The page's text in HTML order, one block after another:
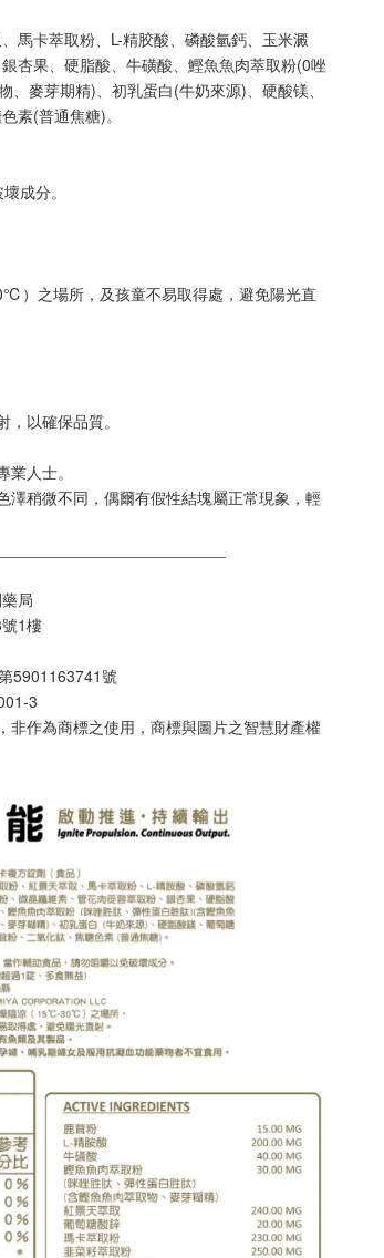
馬卡萃取粉、L-精胶酸、磷酸氫鈣、玉米澱
杏果、硬脂酸、牛磺酸、鰹魚魚肉萃取粉(0唑
麥芽期精)、初乳蛋白(牛奶來源)、硬酸镁、
素(普通焦糖)。
成分。
）之場所，及孩童不易取得處，避免陽光直
以確保品質。
⼈⼠。
澤稍微不同，偶爾有假性結塊屬正常現象，輕
局
1樓
5901163741號
3
非作為商標之使用，商標與圖片之智慧財產權